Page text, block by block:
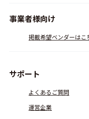
事業者様向け
掲載希望ベンダーはこ
サポート
よくあるご質問
運営企業